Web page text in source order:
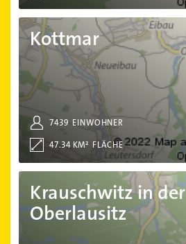
Kottmar
EINWOHNER
7439
FLÄCHE
47.34 KM²
Kottmar
Krauschwitz in der
Oberlausitz
Krauschwitz in der Oberlausitz